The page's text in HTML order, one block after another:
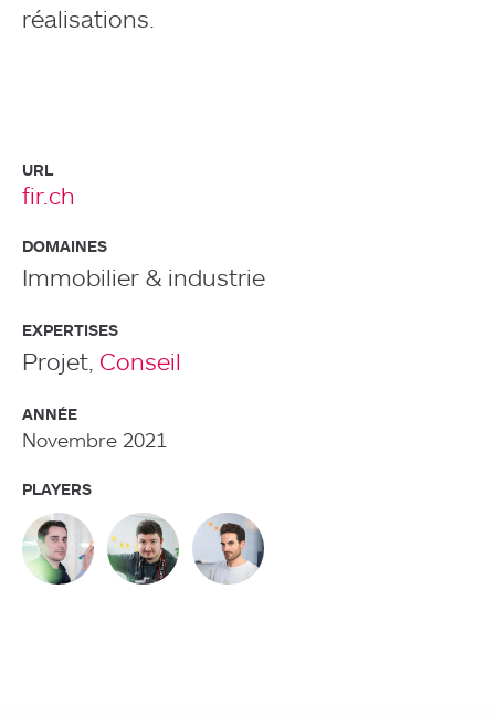
réalisations.
URL
fir.ch
DOMAINES
Immobilier & industrie
EXPERTISES
Projet, Conseil
ANNÉE
Novembre 2021
PLAYERS